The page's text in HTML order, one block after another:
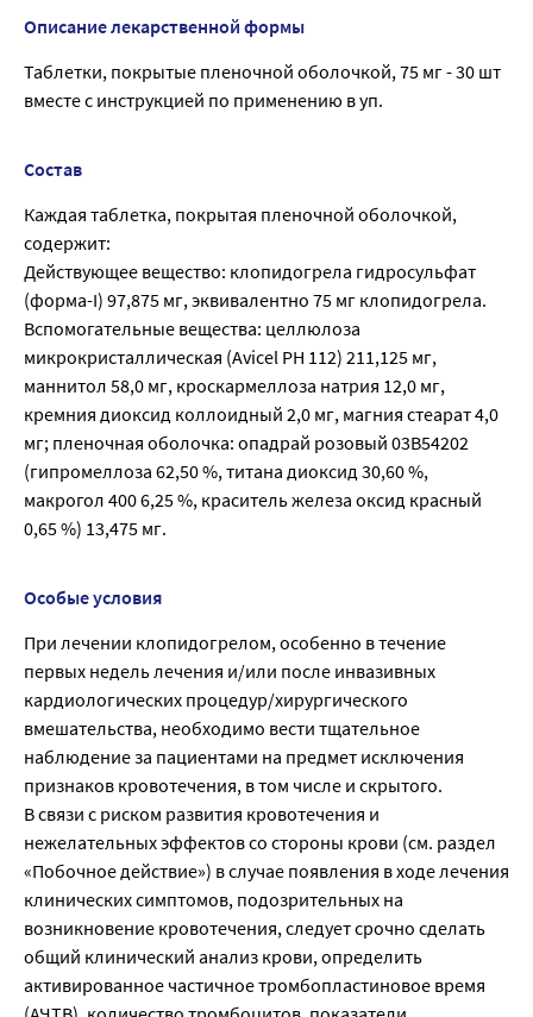
Описание лекарственной формы
Таблетки, покрытые пленочной оболочкой, 75 мг - 30 шт
вместе с инструкцией по применению в уп.
Состав
Каждая таблетка, покрытая пленочной оболочкой,
содержит:
Действующее вещество: клопидогрела гидросульфат
(форма-I) 97,875 мг, эквивалентно 75 мг клопидогрела.
Вспомогательные вещества: целлюлоза
микрокристаллическая (Avicel PH 112) 211,125 мг,
маннитол 58,0 мг, кроскармеллоза натрия 12,0 мг,
кремния диоксид коллоидный 2,0 мг, магния стеарат 4,0
мг; пленочная оболочка: опадрай розовый 03В54202
(гипромеллоза 62,50 %, титана диоксид 30,60 %,
макрогол 400 6,25 %, краситель железа оксид красный
0,65 %) 13,475 мг.
Особые условия
При лечении клопидогрелом, особенно в течение
первых недель лечения и/или после инвазивных
кардиологических процедур/хирургического
вмешательства, необходимо вести тщательное
наблюдение за пациентами на предмет исключения
признаков кровотечения, в том числе и скрытого.
В связи с риском развития кровотечения и
нежелательных эффектов со стороны крови (см. раздел
«Побочное действие») в случае появления в ходе лечения
клинических симптомов, подозрительных на
возникновение кровотечения, следует срочно сделать
общий клинический анализ крови, определить
активированное частичное тромбопластиновое время